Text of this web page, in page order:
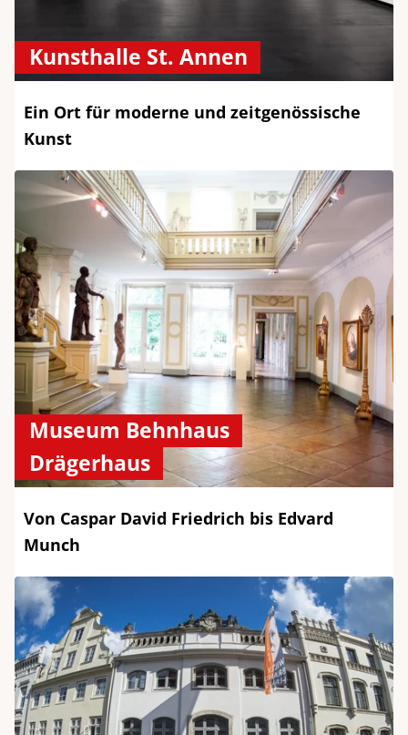
Kunsthalle St. Annen
Ein Ort für moderne und zeitgenössische
Kunst
Museum Behnhaus
Drägerhaus
Von Caspar David Friedrich bis Edvard
Munch